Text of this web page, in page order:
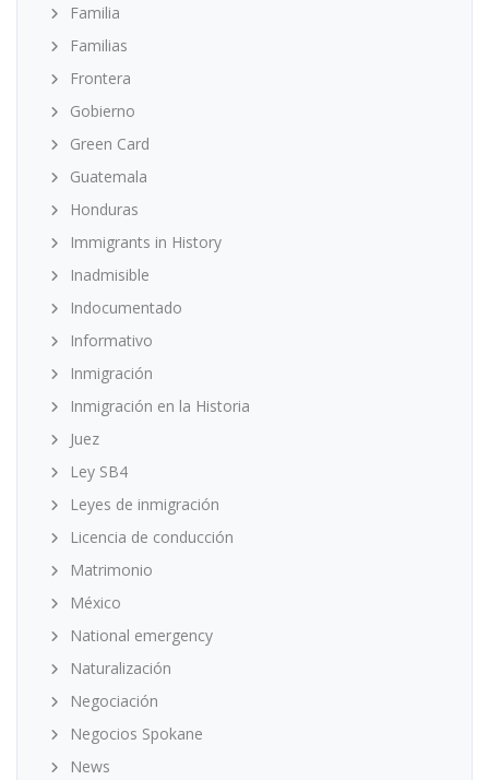
Familia
Familias
Frontera
Gobierno
Green Card
Guatemala
Honduras
Immigrants in History
Inadmisible
Indocumentado
Informativo
Inmigración
Inmigración en la Historia
Juez
Ley SB4
Leyes de inmigración
Licencia de conducción
Matrimonio
México
National emergency
Naturalización
Negociación
Negocios Spokane
News